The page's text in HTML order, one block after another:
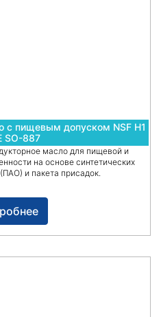
с пищевым допуском NSF H1
SO-887
масло для пищевой и
на основе синтетических
и пакета присадок.